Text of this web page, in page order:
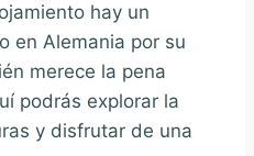
hay un
en Alemania por su
merece la pena
podrás explorar la
y disfrutar de una